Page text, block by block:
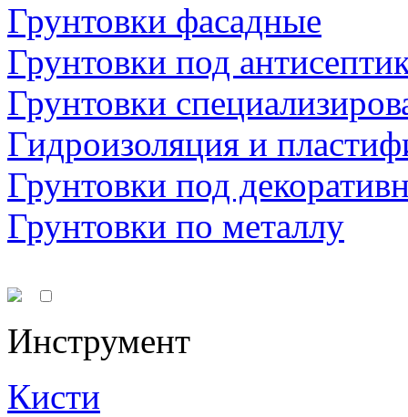
Грунтовки фасадные
Грунтовки под
Грунтовки
Гидроизоляция и
Грунтовки под
Грунтовки по металлу
Инструмент
Кисти